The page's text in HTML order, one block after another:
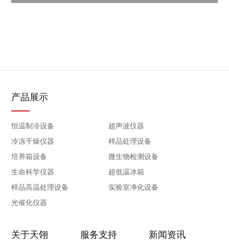
产品展示
恒温制冷设备
超声波仪器
冷冻干燥仪器
样品处理设备
培养箱设备
微生物检测设备
生命科学仪器
超低温冰箱
样品高温处理设备
实验室净化设备
光催化仪器
关于天翎 服务支持 新闻资讯